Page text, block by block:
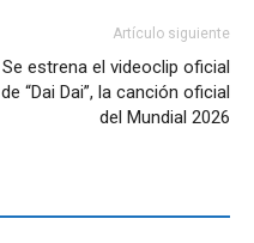
Artículo siguiente
Se estrena el videoclip oficial
de “Dai Dai”, la canción oficial
del Mundial 2026